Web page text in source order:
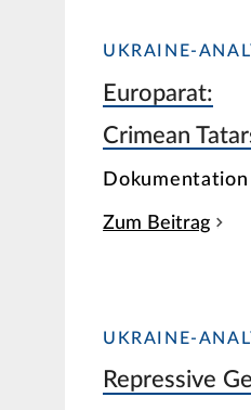
UKRAINE-
Europarat:
Crimean
Dokumentation
Zum Beitrag
UKRAINE-
Repressive